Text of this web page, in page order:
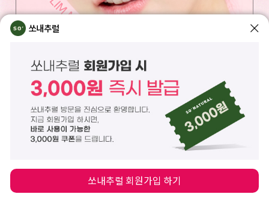
쏘내추럴
쏘내추럴 회원가입 하기